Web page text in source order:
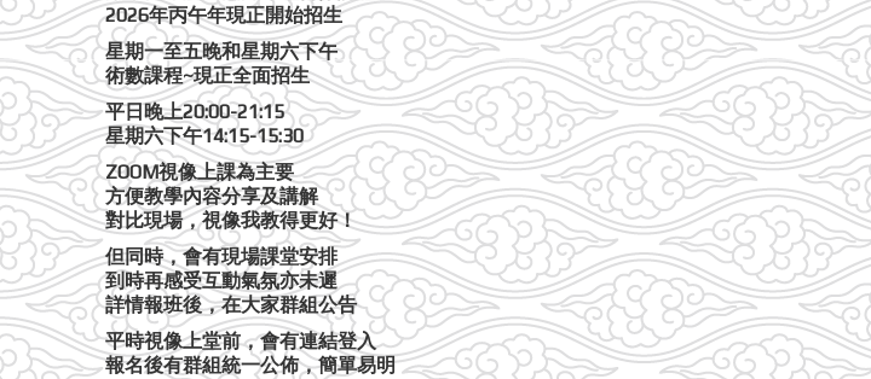
2026年丙午年現正開始招生
星期一至五晚和星期六下午
術數課程~現正全面招生
平日晚上20:00-21:15
星期六下午14:15-15:30
ZOOM視像上課為主要
方便教學內容分享及講解
對比現場，視像我教得更好！
但同時，會有現場課堂安排
到時再感受互動氣氛亦未遲
詳情報班後，在大家群組公告
平時視像上堂前，會有連結登入
報名後有群組統一公佈，簡單易明